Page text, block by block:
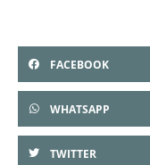
FACEBOOK
WHATSAPP
TWITTER